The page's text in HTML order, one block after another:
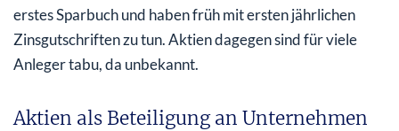
erstes Sparbuch und haben früh mit ersten jährlichen
Zinsgutschriften zu tun. Aktien dagegen sind für viele
Anleger tabu, da unbekannt.
Aktien als Beteiligung an Unternehmen